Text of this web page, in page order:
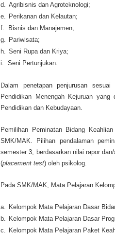
d.
Agribisnis dan Agroteknologi;
e.
Perikanan dan Kelautan;
f.
Bisnis dan Manajemen;
g.
Pariwisata;
h.
Seni Rupa dan Kriya;
i.
Seni Pertunjukan.
Dalam penetapan penjurusan sesuai
Pendidikan Menengah Kejuruan
Pendidikan dan Kebudayaan.
Pemilihan Peminatan Bidang
SMK/MAK. Pilihan pendalaman
semester 3, berdasarkan nilai rapor
(placement test) oleh psikolog.
Pada SMK/MAK, Mata Pelajaran
a.
Kelompok Mata Pelajaran Dasar
b.
Kelompok Mata Pelajaran Dasar
c.
Kelompok Mata Pelajaran Paket